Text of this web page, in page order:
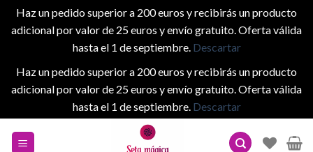
Haz un pedido superior a 200 euros y recibirás un producto
adicional por valor de 25 euros y envío gratuito. Oferta válida
hasta el 1 de septiembre. Descartar
Haz un pedido superior a 200 euros y recibirás un producto
adicional por valor de 25 euros y envío gratuito. Oferta válida
hasta el 1 de septiembre. Descartar